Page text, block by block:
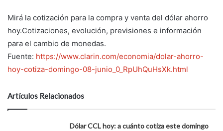
Mirá la cotización para la compra y venta del dólar ahorro
hoy.Cotizaciones, evolución, previsiones e información
para el cambio de monedas.
Fuente: https://www.clarin.com/economia/dolar-ahorro-
hoy-cotiza-domingo-08-junio_0_RpUhQuHsXk.html
Artículos Relacionados
Dólar CCL hoy: a cuánto cotiza este domingo